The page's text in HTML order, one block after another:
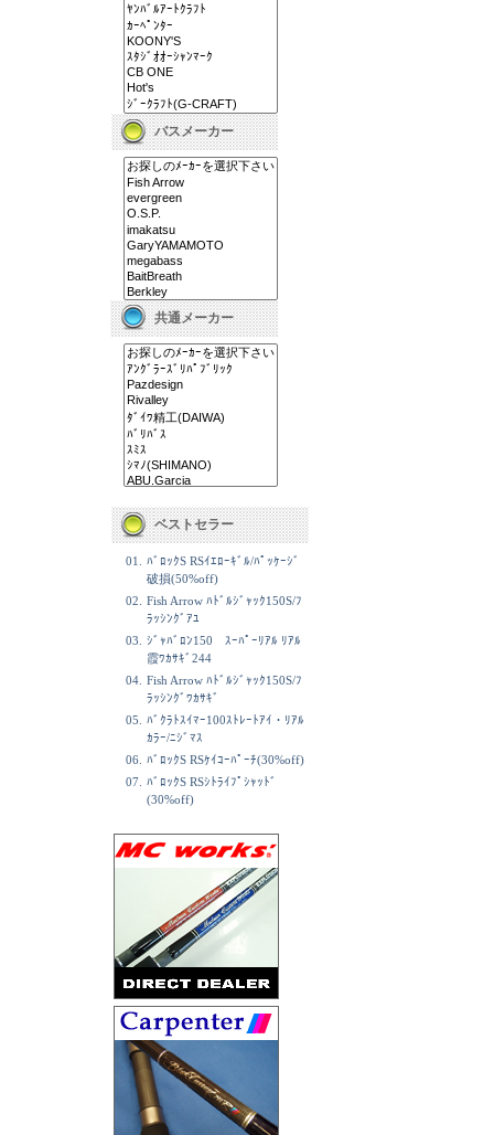
バスメーカー
共通メーカー
ベストセラー
01.
ﾊﾞﾛｯｸS RSｲｴﾛｰｷﾞﾙ/ﾊﾟｯｹｰｼﾞ
破損(50%off)
02.
Fish Arrow ﾊﾄﾞﾙｼﾞｬｯｸ150S/ﾌ
ﾗｯｼﾝｸﾞｱﾕ
03.
ｼﾞｬﾊﾞﾛﾝ150 ｽｰﾊﾟｰﾘｱﾙ ﾘｱﾙ
霞ﾜｶｻｷﾞ244
04. Fish Arrow ﾊﾄﾞﾙｼﾞｬｯｸ150S/ﾌ
ﾗｯｼﾝｸﾞﾜｶｻｷﾞ
05.
ﾊﾞｸﾗﾄｽｲﾏｰ100ｽﾄﾚｰﾄｱｲ・ﾘｱﾙ
ｶﾗｰ/ﾆｼﾞﾏｽ
06. ﾊﾞﾛｯｸS RSｹｲｺｰﾊﾟｰﾁ(30%off)
07. ﾊﾞﾛｯｸS RSｼﾄﾗｲﾌﾟｼｬｯﾄ゛
(30%off)